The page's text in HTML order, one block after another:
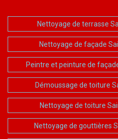
Nettoyage de terrasse
Nettoyage de façade
Peintre et peinture de
Démoussage de toiture
Nettoyage de toiture
Nettoyage de gouttières